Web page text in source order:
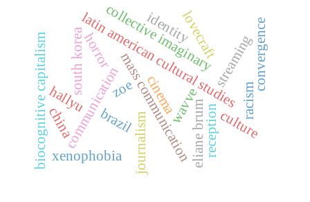
reception
latin american cultural studies
mass communication
brazil
communication
collective imaginary
journalism eliane brum
hallyu
south korea streaming
wavve
cinema
lovecraft
xenophobia
horror
racism
identity convergence
biocognitive capitalism zoe
china culture